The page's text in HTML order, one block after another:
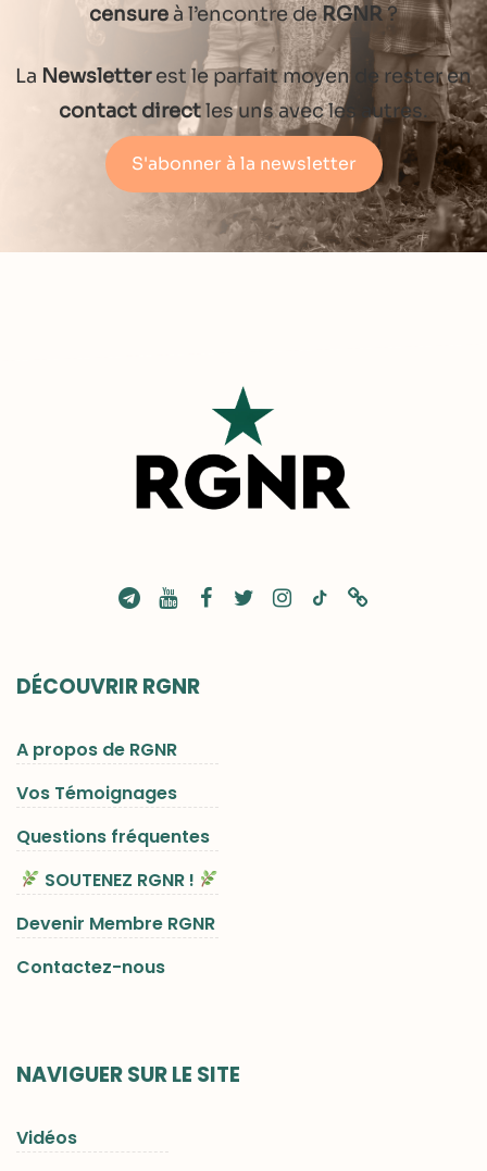
censureà l’encontre deRGNR?
La Newsletterest le parfait moyen de rester en
contact directles uns avec les autres.
S'abonner à la newsletter
DÉCOUVRIR RGNR
A propos de RGNR
Vos Témoignages
Questions fréquentes
SOUTENEZ RGNR !
Devenir Membre RGNR
Contactez-nous
NAVIGUER SUR LE SITE
Vidéos